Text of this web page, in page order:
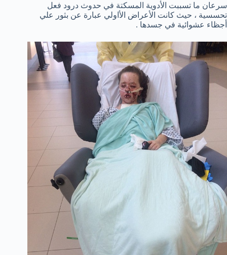
سرعان ما تسببت الأدوية المسكتة في حدوث درود فعل
تحسسية ، حيث كانت الأعراض الأاولي عبارة عن بثور علي
أجظاء عشوائية في جسدها .